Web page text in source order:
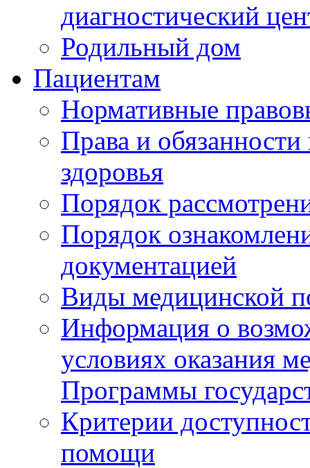
диагностический
Родильный дом
Пациентам
Нормативные
Права и
здоровья
Порядок
Порядок
документацией
Виды медицинской
Информация о
условиях оказания
Программы
Критерии
помощи